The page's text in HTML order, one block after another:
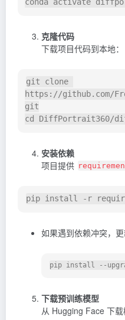
克隆代码
下载项目代码到本地：
git clone
https://github.com/
git
安装依赖
项目提供
如果遇到依赖冲突，更
下载预训练模型
从 Hugging Face 下载